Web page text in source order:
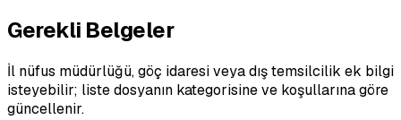
Gerekli Belgeler
İl nüfus müdürlüğü, göç idaresi veya dış temsilcilik ek bilgi
isteyebilir; liste dosyanın kategorisine ve koşullarına göre
güncellenir.